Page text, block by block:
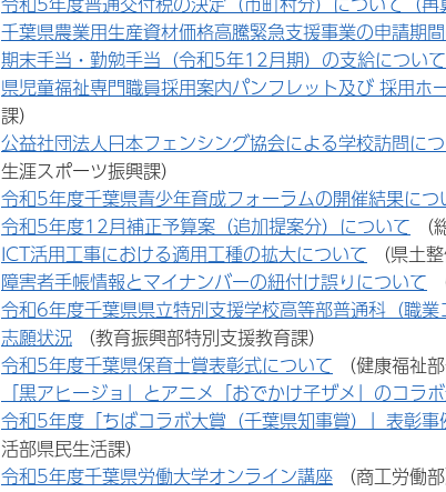
千葉県農業用生産資材価格高騰緊急支援事業の申請期
期末手当・勤勉手当（令和5年12月期）の支給について
県児童福祉専門職員採用案内パンフレット及び 採用ホ
課）
公益社団法人日本フェンシング協会による学校訪問に
生涯スポーツ振興課）
令和5年度千葉県青少年育成フォーラムの開催結果につ
令和5年度12月補正予算案（追加提案分）について （
ICT活用工事における適用工種の拡大について （県土
障害者手帳情報とマイナンバーの紐付け誤りについて
令和6年度千葉県県立特別支援学校高等部普通科（職
志願状況 （教育振興部特別支援教育課）
令和5年度千葉県保育士賞表彰式について （健康福祉
「黒アヒージョ」とアニメ「おでかけ子ザメ」のコラ
令和5年度「ちばコラボ大賞（千葉県知事賞）」表彰
活部県民生活課）
令和5年度千葉県労働大学オンライン講座 （商工労働